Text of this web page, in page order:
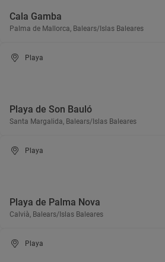
Cala Gamba
Palma de Mallorca, Balears/Islas Baleares
Playa
Playa de Son Bauló
Santa Margalida, Balears/Islas Baleares
Playa
Playa de Palma Nova
Calvià, Balears/Islas Baleares
Playa